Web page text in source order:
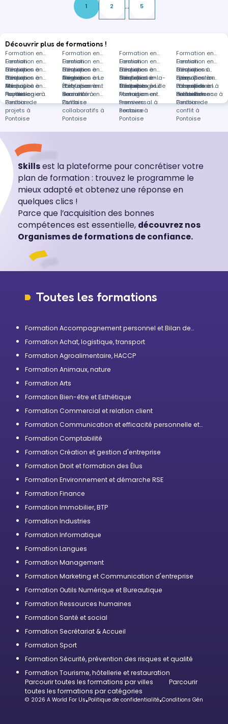
1 2 ... 5
Découvrir plus de formations !
Formation en
Gestion
d'équipes à
Paris
Formation en
Gestion
d'équipes à
Angers
Formation en
Gestion
d'équipes à
Saint-Victor-la-
Coste
Formation en
Gestion
d'équipes à
Lyon
Formation en
Gestion
d'équipes à
Annecy
Formation en
Gestion
d'équipes à Le
Port
Formation en
Gestion
d'équipes à
Toulouse
Formation en
Gestion
d'équipes à
Labastide-
Saint-Pierre
Formation en
Gestion
d'équipes à
Nantes
Formation en
Gestion
d'équipes à
Rennes
Formation en
Gestion
d'équipes à Lille
Formations
dans Gestion
d'équipes à
distance
Formation en
Médical à
Pontoise
Formation en
Établissement
de santé à
Pontoise
Formation en
Gérontologie à
Pontoise
Formation en
Paramédical à
Pontoise
Formation en
Psychologie à
Pontoise
Formation en
Social à
Pontoise
Formation en
Management
transversal à
Pontoise
Formation en
Petite enfance à
Pontoise
Formation en
Gestion de
projets à
Pontoise
Formation en
Outils
collaboratifs à
Pontoise
Formation en
Premiers
secours à
Pontoise
Formation en
Gestion de
conflit à
Pontoise
Skillsest la plateforme pour concrétiser votre
plan de formation : trouvez le programme le
mieux adapté et obtenez une réponse en
quelques clics !
Parce que l’acquisition des bonnes
compétences est essentielle, découvrez nos
Organismes de formations de confiance.
Toutes les formations
Formation Accompagnement personnel et Bilan de
Formation Achat, logistique, transport
Formation Agroalimentaire, HACCP
Formation Animaux, nature
Formation Arts
Formation Bien-être et Esthétique
Formation Commercial et relation client
Formation Communication et efficacité personnelle et
Formation Comptabilité
Formation Création et gestion d'entreprise
Formation Droit et formation des Élus
Formation Environnement et démarche RSE
Formation Finance
Formation Immobilier, BTP
Formation Industries
Formation Informatique
Formation Langues
Formation Management
Formation Marketing et Communication d'entreprise
Formation Outils Numérique et Bureautique
Formation Ressources humaines
Formation Santé et social
Formation Secrétariat & Accueil
Formation Sport
Formation Sécurité, prévention des risques et qualité
Formation Tourisme, hôtellerie et restauration
Parcourir toutes les formations par villes
Parcourir
toutes les formations par catégories
© 2026 A World For Us•Politique de confidentialité•Conditions Générales